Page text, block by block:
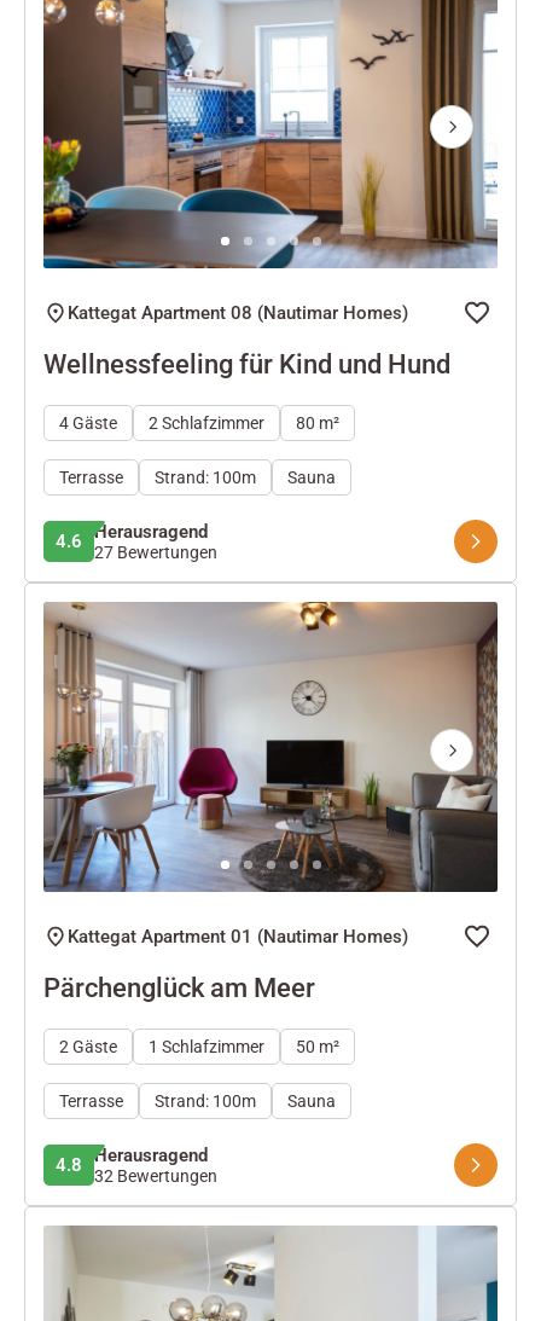
Next
Kattegat Apartment 08 (Nautimar Homes)
Wellnessfeeling für Kind und Hund
4 Gäste 2 Schlafzimmer 80 m²
Terrasse Strand: 100m Sauna
4.6 Herausragend
27 Bewertungen
Next
Kattegat Apartment 01 (Nautimar Homes)
Pärchenglück am Meer
2 Gäste 1 Schlafzimmer 50 m²
Terrasse Strand: 100m Sauna
4.8 Herausragend
32 Bewertungen